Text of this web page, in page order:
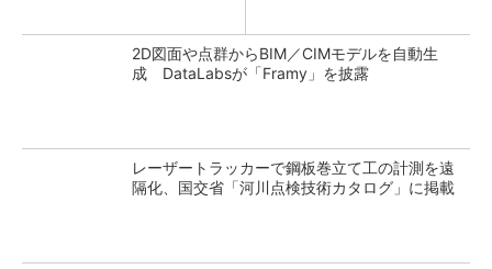
2D図面や点群からBIM／CIMモデルを自動生
成 DataLabsが「Framy」を披露
レーザートラッカーで鋼板巻立て工の計測を遠
隔化、国交省「河川点検技術カタログ」に掲載